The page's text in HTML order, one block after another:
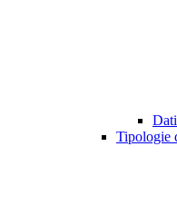
Tipologie